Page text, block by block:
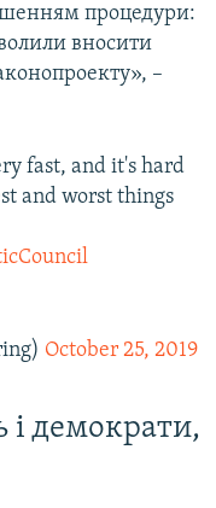
процедури:
вносити
–
fast, and it's hard
and worst things
October 25, 2019
і демократи,